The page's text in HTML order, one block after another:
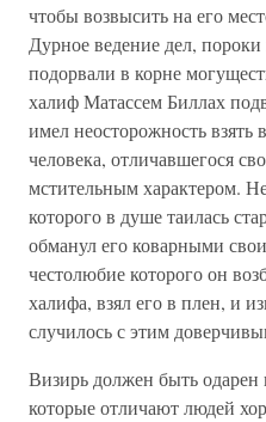
чтобы возвысить на его
Дурное ведение дел,
подорвали в корне
халиф Матассем Биллах
имел неосторожность
человека, отличавшегося
мстительным характером.
которого в душе таилась
обманул его коварными
честолюбие которого он
халифа, взял его в плен, и
случилось с этим
Визирь должен быть
которые отличают людей